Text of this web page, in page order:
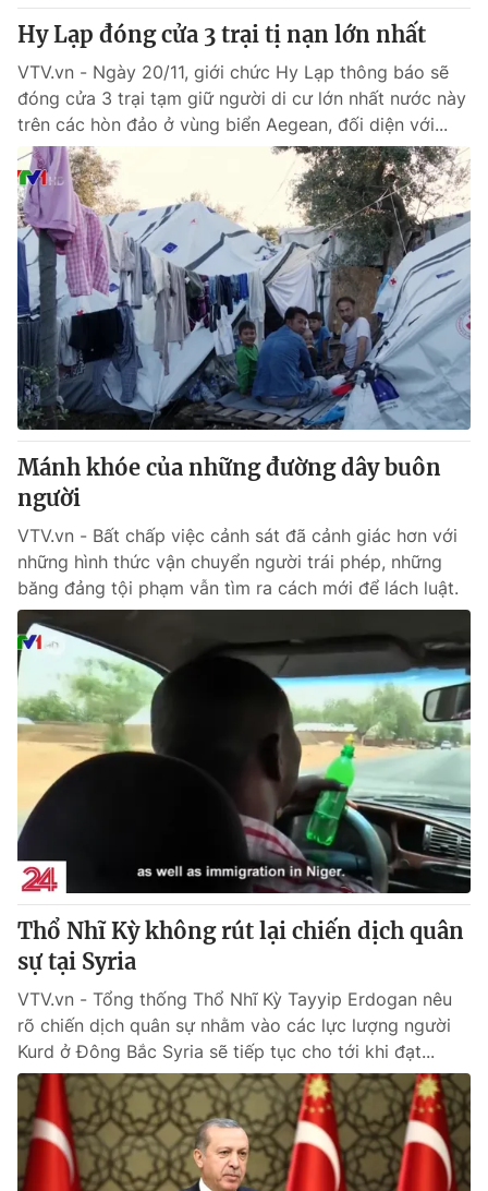
Hy Lạp đóng cửa 3 trại tị nạn lớn nhất
VTV.vn - Ngày 20/11, giới chức Hy Lạp thông báo sẽ
đóng cửa 3 trại tạm giữ người di cư lớn nhất nước này
trên các hòn đảo ở vùng biển Aegean, đối diện với...
Mánh khóe của những đường dây buôn
người
VTV.vn - Bất chấp việc cảnh sát đã cảnh giác hơn với
những hình thức vận chuyển người trái phép, những
băng đảng tội phạm vẫn tìm ra cách mới để lách luật.
Thổ Nhĩ Kỳ không rút lại chiến dịch quân
sự tại Syria
VTV.vn - Tổng thống Thổ Nhĩ Kỳ Tayyip Erdogan nêu
rõ chiến dịch quân sự nhằm vào các lực lượng người
Kurd ở Đông Bắc Syria sẽ tiếp tục cho tới khi đạt...